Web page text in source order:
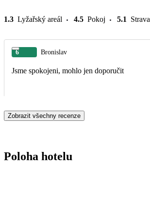
1.3 Lyžařský areál 4.5 Pokoj 5.1 Strava
6 Bronislav
Jsme spokojeni, mohlo jen doporučit
Zobrazit všechny recenze
Poloha hotelu